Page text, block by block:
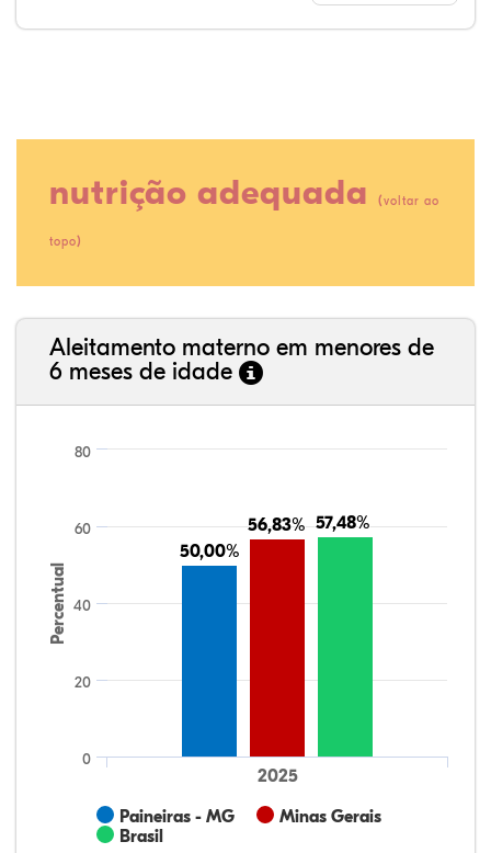
nutrição adequada (voltar ao
topo)
Aleitamento materno em menores de
6 meses de idade
Percentual
50,00%
50,00%
56,83%
56,83% 57,48%
57,48%
Paineiras - MG
Minas Gerais
Brasil
2025
0
20
40
60
80